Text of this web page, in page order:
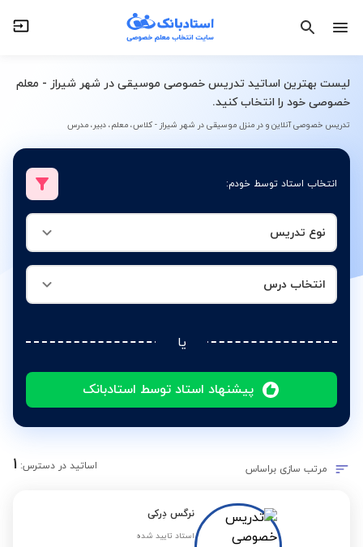
لیست بهترین اساتید تدریس خصوصی موسیقی در شهر شیراز - معلم
خصوصی خود را انتخاب کنید.
تدریس خصوصی آنلاین و در منزل موسیقی در شهر شیراز - کلاس، معلم، دبیر، مدرس
انتخاب استاد توسط خودم:
نوع تدریس
انتخاب درس
یا
پیشنهاد استاد توسط استادبانک
انتخاب درس
مرتب سازی براساس اساتید در دسترس: 1
نرگس دِرکی
استاد تایید شده